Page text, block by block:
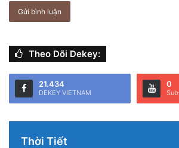
phân giải 12 MP. Tuy nhiên, iPhone
Theo Dõi Dekey:
21.434
DEKEY VIETNAM
0
Thời Tiết